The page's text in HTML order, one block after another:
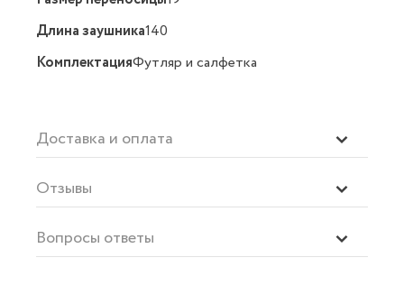
Длина заушника140
КомплектацияФутляр и салфетка
Доставка и оплата
Отзывы
Вопросы ответы